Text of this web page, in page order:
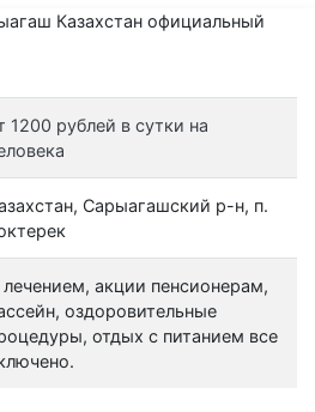
1200 рублей в сутки на
Сарыагашский р-н, п.
акции пенсионерам,
оздоровительные
отдых с питанием все